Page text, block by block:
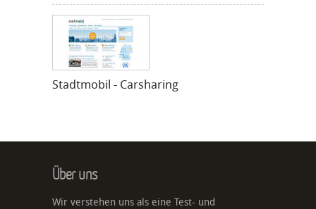
Stadtmobil - Carsharing
Über uns
Wir verstehen uns als eine Test- und